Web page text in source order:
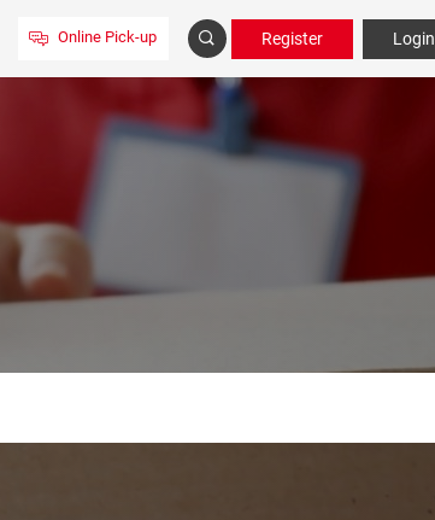
Online Pick-up Register Login